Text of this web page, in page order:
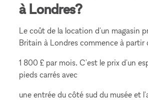
à Londres?
Le coût de la location d'un magasin
Britain à Londres commence à partir
1 800 £ par mois. C'est le prix d'un
pieds carrés avec
une entrée du côté sud du musée et